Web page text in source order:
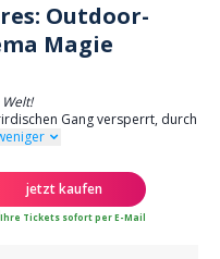
Outdoor-
Magie
Gang versperrt, durch
jetzt kaufen
Ihre Tickets sofort per E-Mail